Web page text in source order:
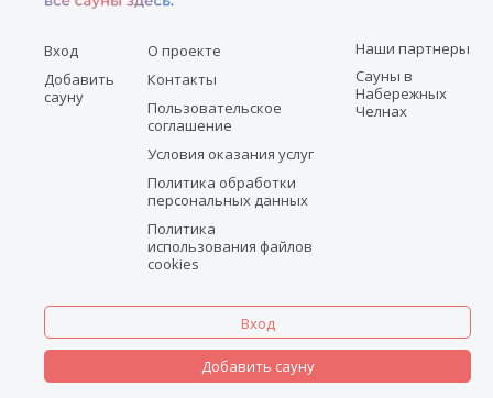
Вход
Добавить
сауну
О проекте
Контакты
Пользовательское
соглашение
Условия оказания услуг
Политика обработки
персональных данных
Политика
использования файлов
cookies
Наши партнеры
Сауны в
Набережных
Челнах
Вход
Добавить сауну